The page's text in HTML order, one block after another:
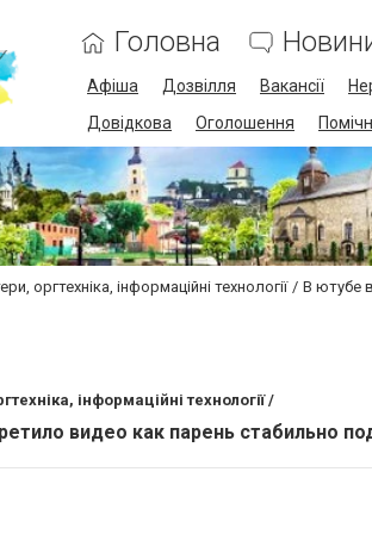
Головна
Афіша Дозвілля Вакансії
Довідкова
Оголошення
оргтехніка, інформаційні технології В ютубе
інформаційні технології /
видео как парень стабильно